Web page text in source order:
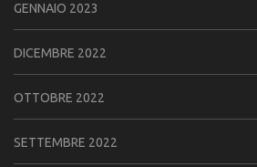
GENNAIO 2023
DICEMBRE 2022
OTTOBRE 2022
SETTEMBRE 2022